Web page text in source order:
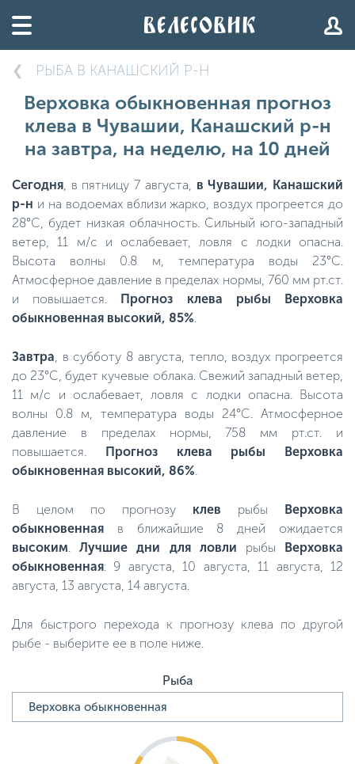
РЫБА В КАНАШСКИЙ Р-Н
Верховка обыкновенная прогноз
клева в Чувашии, Канашский р-н
на завтра, на неделю, на 10 дней
Сегодня, в пятницу 7 августа, в Чувашии, Канашский
р-н и на водоемах вблизи жарко, воздух прогреется до
28°C, будет низкая облачность. Сильный юго-западный
ветер, 11 м/с и ослабевает, ловля с лодки опасна.
Высота волны 0.8 м, температура воды 23°C.
Атмосферное давление в пределах нормы, 760 мм рт.ст.
и повышается. Прогноз клева рыбы Верховка
обыкновенная высокий, 85%.
Завтра, в субботу 8 августа, тепло, воздух прогреется
до 23°C, будет кучевые облака. Свежий западный ветер,
11 м/с и ослабевает, ловля с лодки опасна. Высота
волны 0.8 м, температура воды 24°C. Атмосферное
давление в пределах нормы, 758 мм рт.ст. и
повышается. Прогноз клева рыбы Верховка
обыкновенная высокий, 86%.
В целом по прогнозу клев рыбы Верховка
обыкновенная в ближайшие 8 дней ожидается
высоким.Лучшие дни для ловли рыбы Верховка
обыкновенная: 9 августа, 10 августа, 11 августа, 12
августа, 13 августа, 14 августа.
Для быстрого перехода к прогнозу клева по другой
рыбе - выберите ее в поле ниже.
Рыба